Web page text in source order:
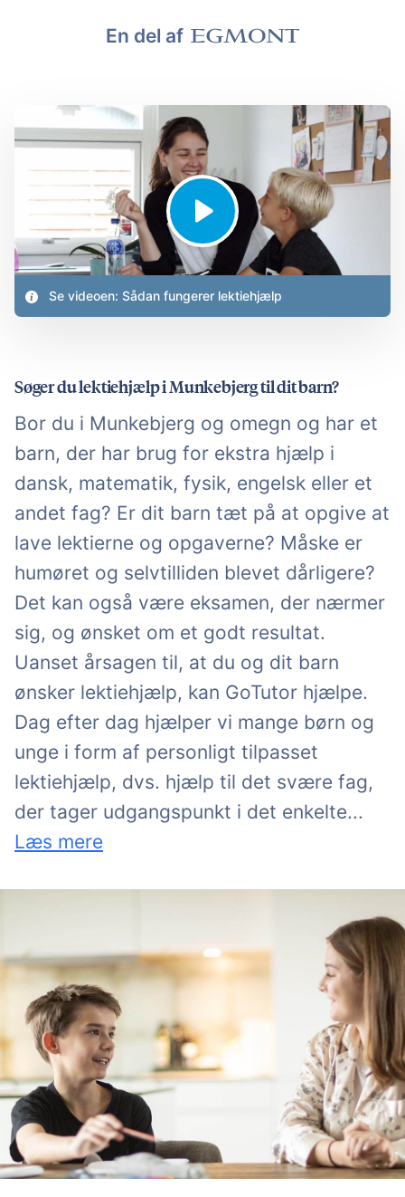
En del af
Se videoen: Sådan fungerer lektiehjælp
Søger du lektiehjælp i Munkebjerg til dit barn?
Bor du i Munkebjerg og omegn og har et
barn, der har brug for ekstra hjælp i
dansk, matematik, fysik, engelsk eller et
andet fag? Er dit barn tæt på at opgive at
lave lektierne og opgaverne? Måske er
humøret og selvtilliden blevet dårligere?
Det kan også være eksamen, der nærmer
sig, og ønsket om et godt resultat.
Uanset årsagen til, at du og dit barn
ønsker lektiehjælp, kan GoTutor hjælpe.
Dag efter dag hjælper vi mange børn og
unge i form af personligt tilpasset
lektiehjælp, dvs. hjælp til det svære fag,
der tager udgangspunkt i det enkeltebarn
...
Læs mere